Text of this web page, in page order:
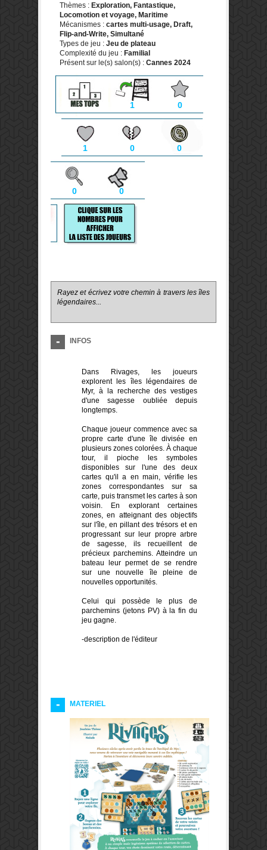
Thèmes : Exploration, Fantastique,
Locomotion et voyage, Maritime
Mécanismes : cartes multi-usage, Draft,
Flip-and-Write, Simultané
Types de jeu : Jeu de plateau
Complexité du jeu : Familial
Présent sur le(s) salon(s) : Cannes 2024
1 0
1 0 0
0 0
Rayez et écrivez votre chemin à travers les îles
légendaires...
INFOS
Dans Rivages, les joueurs
explorent les îles légendaires de
Myr, à la recherche des vestiges
d'une sagesse oubliée depuis
longtemps.
Chaque joueur commence avec sa
propre carte d'une île divisée en
plusieurs zones colorées. À chaque
tour, il pioche les symboles
disponibles sur l'une des deux
cartes qu'il a en main, vérifie les
zones correspondantes sur sa
carte, puis transmet les cartes à son
voisin. En explorant certaines
zones, en atteignant des objectifs
sur l'île, en pillant des trésors et en
progressant sur leur propre arbre
de sagesse, ils recueillent de
précieux parchemins. Atteindre un
bateau leur permet de se rendre
sur une nouvelle île pleine de
nouvelles opportunités.
Celui qui possède le plus de
parchemins (jetons PV) à la fin du
jeu gagne.
-description de l'éditeur
MATERIEL